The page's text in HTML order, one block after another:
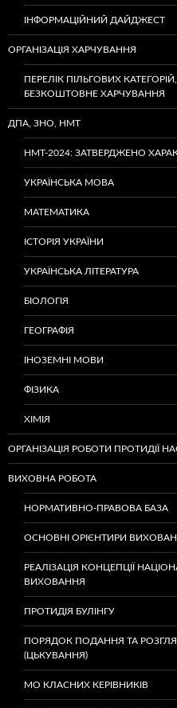
ІНФОРМАЦІЙНИЙ ДАЙДЖЕСТ
ОРГАНІЗАЦІЯ ХАРЧУВАННЯ
ПЕРЕЛІК ПІЛЬГОВИХ
БЕЗКОШТОВНЕ ХАРЧУВАННЯ
ДПА, ЗНО, НМТ
НМТ-2024: ЗАТВЕРДЖЕНО
УКРАЇНСЬКА МОВА
МАТЕМАТИКА
ІСТОРІЯ УКРАЇНИ
УКРАЇНСЬКА ЛІТЕРАТУРА
БІОЛОГІЯ
ГЕОГРАФІЯ
ІНОЗЕМНІ МОВИ
ФІЗИКА
ХІМІЯ
ОРГАНІЗАЦІЯ РОБОТИ ПРОТИДІЇ
ВИХОВНА РОБОТА
НОРМАТИВНО-ПРАВОВА БАЗА
ОСНОВНІ ОРІЄНТИРИ
РЕАЛІЗАЦІЯ КОНЦЕПЦІЇ
ВИХОВАННЯ
ПРОТИДІЯ БУЛІНГУ
ПОРЯДОК ПОДАННЯ ТА
(ЦЬКУВАННЯ)
МО КЛАСНИХ КЕРІВНИКІВ